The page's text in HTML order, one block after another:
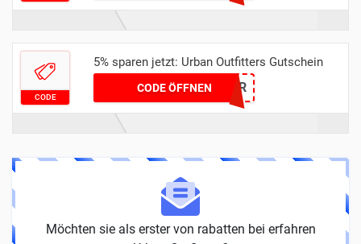
CODE
5% sparen jetzt: Urban Outfitters Gutschein
CODE ÖFFNEN
M5TXDMTARR
Möchten sie als erster von rabatten bei erfahren